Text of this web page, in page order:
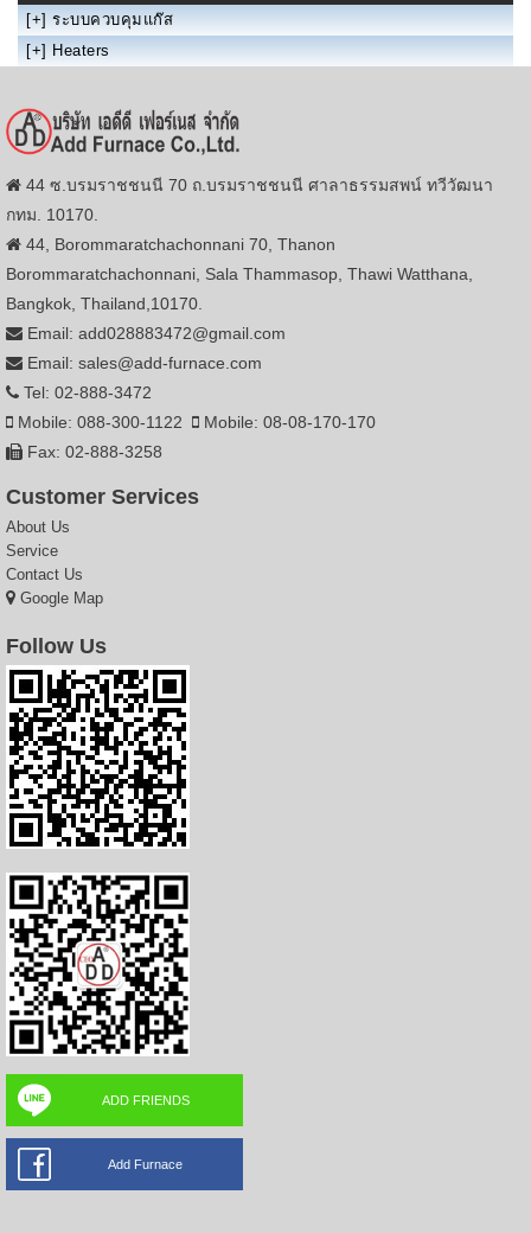
[+] ระบบควบคุมแก๊ส
[+] Heaters
44 ซ.บรมราชชนนี 70 ถ.บรมราชชนนี ศาลาธรรมสพน์ ทวีวัฒนา
กทม. 10170.
44, Borommaratchachonnani 70, Thanon
Borommaratchachonnani, Sala Thammasop, Thawi Watthana,
Bangkok, Thailand,10170.
Email: add028883472@gmail.com
Email: sales@add-furnace.com
Tel: 02-888-3472
Mobile: 088-300-1122
Mobile: 08-08-170-170
Fax: 02-888-3258
Customer Services
About Us
Service
Contact Us
Google Map
Follow Us
ADD FRIENDS
Add Furnace